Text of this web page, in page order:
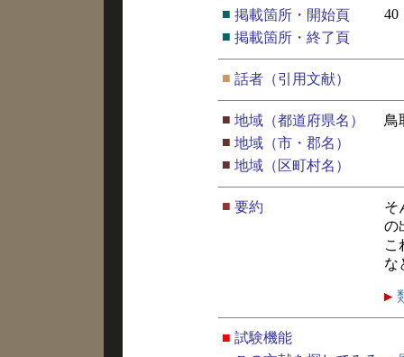
■ 掲載箇所・開始頁
40
■ 掲載箇所・終了頁
■ 話者（引用文献）
■ 地域（都道府県名）
鳥
■ 地域（市・郡名）
■ 地域（区町村名）
■ 要約
そ
の
こ
な
■ 試験機能